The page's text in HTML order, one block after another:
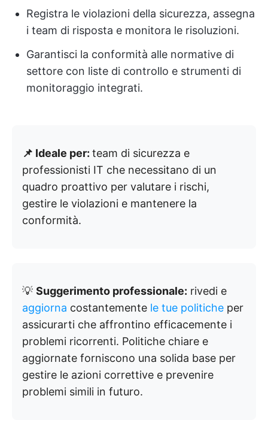
Registra le violazioni della sicurezza, assegna
i team di risposta e monitora le risoluzioni.
Garantisci la conformità alle normative di
settore con liste di controllo e strumenti di
monitoraggio integrati.
📌 Ideale per: team di sicurezza e
professionisti IT che necessitano di un
quadro proattivo per valutare i rischi,
gestire le violazioni e mantenere la
conformità.
💡 Suggerimento professionale: rivedi e
aggiorna costantemente le tue politiche per
assicurarti che affrontino efficacemente i
problemi ricorrenti. Politiche chiare e
aggiornate forniscono una solida base per
gestire le azioni correttive e prevenire
problemi simili in futuro.